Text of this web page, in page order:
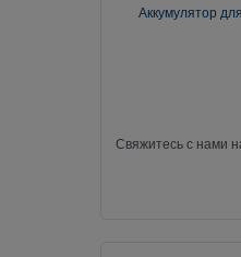
Аккумулятор
Свяжитесь с нами